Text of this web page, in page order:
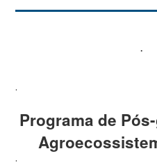
.
.
Programa de
.